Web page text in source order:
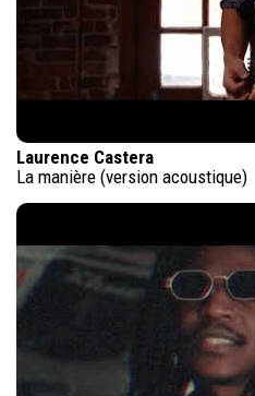
Laurence Castera
La manière (version acoustique)